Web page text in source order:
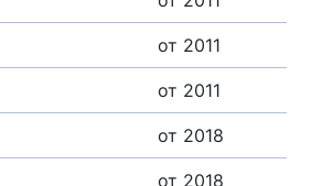
от 2011
от 2011
от 2018
от 2018